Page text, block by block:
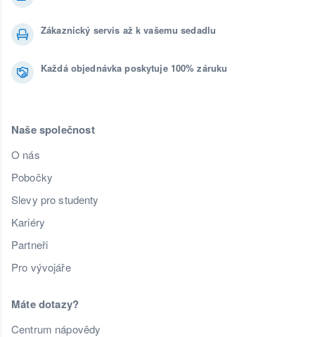
Zákaznický servis až k vašemu sedadlu
Každá objednávka poskytuje 100% záruku
Naše společnost
O nás
Pobočky
Slevy pro studenty
Kariéry
Partneři
Pro vývojáře
Máte dotazy?
Centrum nápovědy